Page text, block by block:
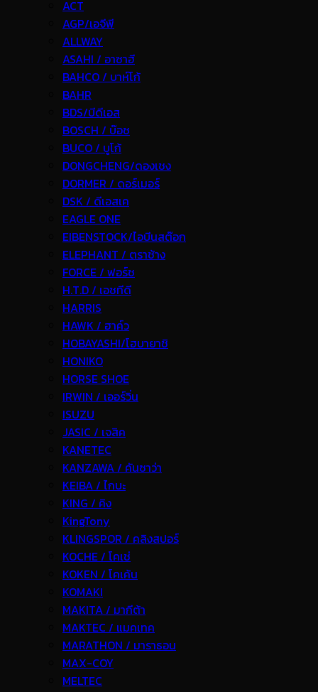
ACT
AGP/เอจีพี
ALLWAY
ASAHI / อาซาฮี
BAHCO / บาห์โก้
BAHR
BDS/บีดีเอส
BOSCH / บ๊อช
BUCO / บูโก้
DONGCHENG/ดองเชง
DORMER / ดอร์เมอร์
DSK / ดีเอสเค
EAGLE ONE
EIBENSTOCK/ไอบีนสต๊อก
ELEPHANT / ตราช้าง
FORCE / ฟอร์ช
H.T.D / เอชทีดี
HARRIS
HAWK / ฮาค์ว
HOBAYASHI/โฮบายาชิ
HONIKO
HORSE SHOE
IRWIN / เออร์วิ่น
ISUZU
JASIC / เจสิค
KANETEC
KANZAWA / คันซาว่า
KEIBA / ไกบะ
KING / คิง
KingTony
KLINGSPOR / คลิงสปอร์
KOCHE / โคเช่
KOKEN / โคเค้น
KOMAKI
MAKITA / มากีต้า
MAKTEC / แมคเทค
MARATHON / มาราธอน
MAX-COY
MELTEC